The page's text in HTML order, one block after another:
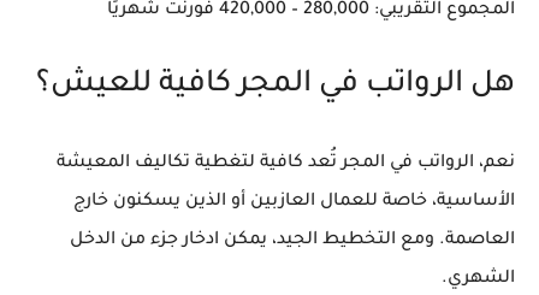
المجموع التقريبي: 280,000 – 420,000 فورنت شهريًا
هل الرواتب في المجر كافية للعيش؟
نعم، الرواتب في المجر تُعد كافية لتغطية تكاليف المعيشة
الأساسية، خاصة للعمال العازبين أو الذين يسكنون خارج
العاصمة. ومع التخطيط الجيد، يمكن ادخار جزء من الدخل
الشهري.